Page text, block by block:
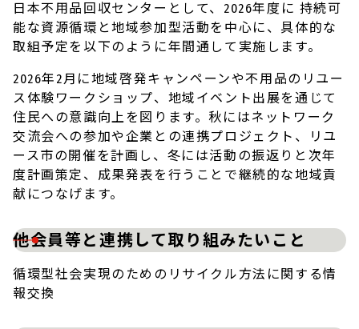
日本不用品回収センターとして、2026年度に 持続可
能な資源循環と地域参加型活動を中心に、具体的な
取組予定を以下のように年間通して実施します。
2026年2月に地域啓発キャンペーンや不用品のリユー
ス体験ワークショップ、地域イベント出展を通じて
住民への意識向上を図ります。秋にはネットワーク
交流会への参加や企業との連携プロジェクト、リユ
ース市の開催を計画し、冬には活動の振返りと次年
度計画策定、成果発表を行うことで継続的な地域貢
献につなげます。
他会員等と連携して取り組みたいこと
循環型社会実現のためのリサイクル方法に関する情
報交換